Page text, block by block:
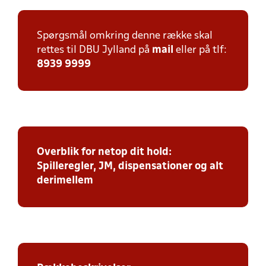
Spørgsmål omkring denne række skal
rettes til DBU Jylland på mail eller på tlf:
8939 9999
Overblik for netop dit hold:
Spilleregler, JM, dispensationer og alt
derimellem